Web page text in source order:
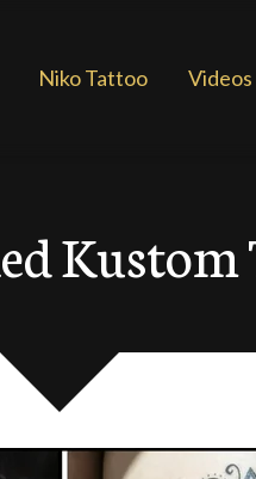
Niko Tattoo Videos
Kustom